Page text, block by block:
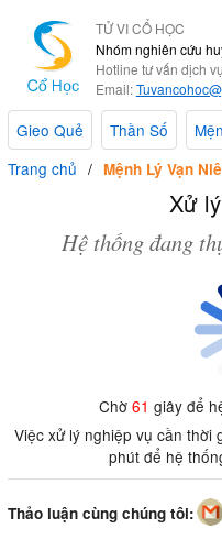
TỬ VI CỔ HỌC
Nhóm nghiên cứu
Hotline tư vấn dịch
Email:
Gieo Quẻ Thần Số
Trang chủ
Mệnh Lý Vạn
Xử
Hệ thống đang
Chờ61 giây để
Việc xử lý nghiệp vụ cần thời
phút để hệ
Thảo luận cùng chúng tôi: